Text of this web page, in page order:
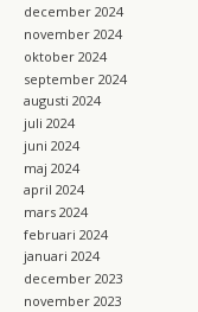
december 2024
november 2024
oktober 2024
september 2024
augusti 2024
juli 2024
juni 2024
maj 2024
april 2024
mars 2024
februari 2024
januari 2024
december 2023
november 2023